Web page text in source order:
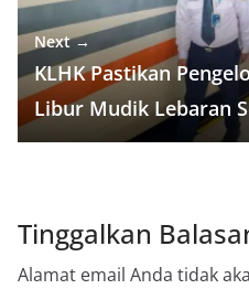
Next →
KLHK Pastikan
Libur Mudik Lebaran
Tinggalkan
Alamat email Anda tidak